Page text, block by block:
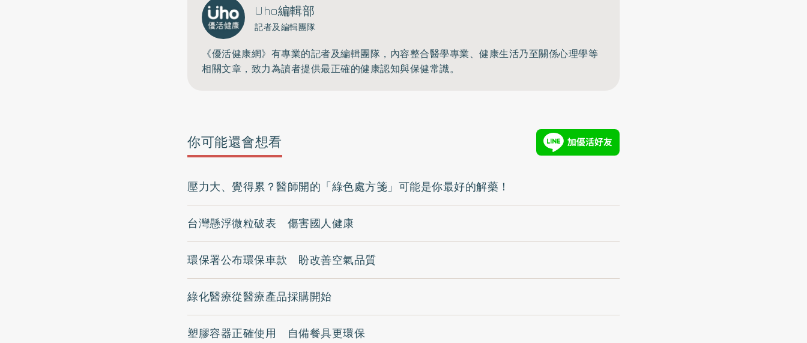
Uho編輯部
記者及編輯團隊
《優活健康網》有專業的記者及編輯團隊，內容整合醫學專業、健康生活乃至關係心理學等
相關文章，致力為讀者提供最正確的健康認知與保健常識。
你可能還會想看
壓力大、覺得累？醫師開的「綠色處方箋」可能是你最好的解藥！
台灣懸浮微粒破表 傷害國人健康
環保署公布環保車款 盼改善空氣品質
綠化醫療從醫療產品採購開始
塑膠容器正確使用 自備餐具更環保